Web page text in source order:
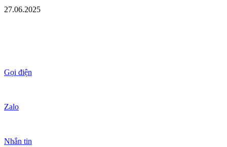
27.06.2025
Gọi điện
Zalo
Nhắn tin